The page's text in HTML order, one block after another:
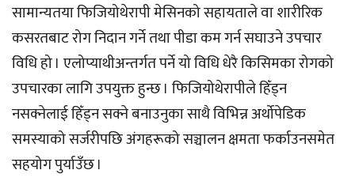
सामान्यतया फिजियोथेरापी मेसिनको सहायताले वा शारीरिक
कसरतबाट रोग निदान गर्ने तथा पीडा कम गर्न सघाउने उपचार
विधि हो । एलोप्याथीअन्तर्गत पर्ने यो विधि धेरै किसिमका रोगको
उपचारका लागि उपयुक्त हुन्छ । फिजियोथेरापीले हिँड्न
नसक्नेलाई हिँड्न सक्ने बनाउनुका साथै विभिन्न अर्थोपेडिक
समस्याको सर्जरीपछि अंगहरूको सञ्चालन क्षमता फर्काउनसमेत
सहयोग पुर्याउँछ ।